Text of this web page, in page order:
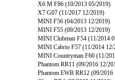
X6 M F86 (10/2013 05/2019)
X7 G07 (11/2017 12/2019)
MINI F56 (04/2013 12/2019)
MINI F55 (09/2013 12/2019)
MINI Clubman F54 (11/2014
MINI Cabrio F57 (11/2014 12/
MINI Countryman F60 (11/
Phantom RR11 (09/2016 12/
Phantom EWB RR12 (09/2016